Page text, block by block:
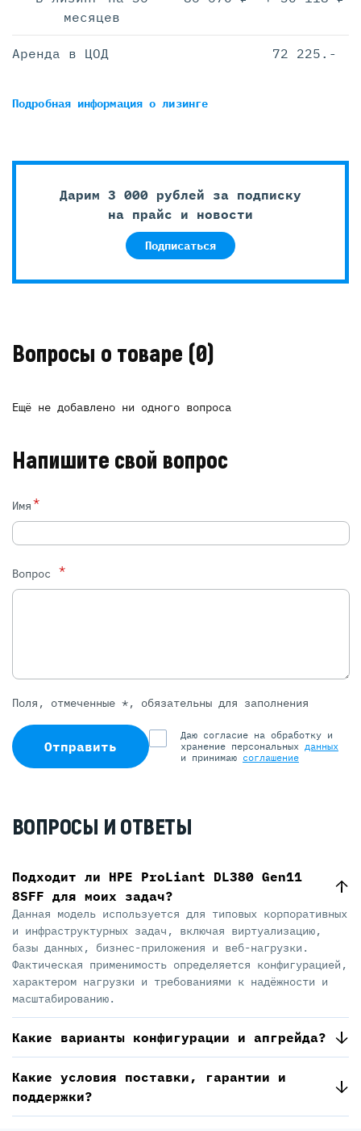
месяцев
Аренда в ЦОД 72 225.-
Подробная информацияо лизинге
Дарим 3 000 рублей за подписку
на прайс и новости
Подписаться
Вопросы о товаре (0)
Ещё не добавлено ни одного вопроса
Напишите свой вопрос
Имя*
Вопрос *
Поля, отмеченные *, обязательны для заполнения
Отправить
Даю согласие на обработку и
хранение персональных данных
и принимаю соглашение
ВОПРОСЫ И ОТВЕТЫ
Подходит ли HPE ProLiant DL380 Gen11
8SFF для моих задач?
Данная модель используется для типовых корпоративных
и инфраструктурных задач, включая виртуализацию,
базы данных, бизнес-приложения и веб-нагрузки.
Фактическая применимость определяется конфигурацией,
характером нагрузки и требованиями к надёжности и
масштабированию.
Какие варианты конфигурации и апгрейда?
Какие условия поставки, гарантии и
поддержки?